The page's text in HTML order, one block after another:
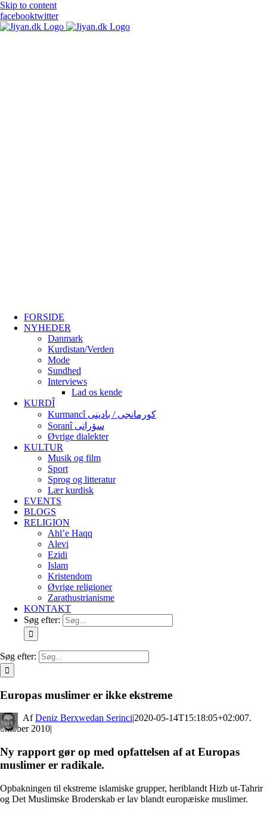
Skip to content
facebooktwitter
FORSIDE
NYHEDER
Danmark
Kurdistan/Verden
Mode
Sundhed
Interviews
Lad os kende
KURDÎ
Kurmancî کورمانجی / بادینی
Soranî سۆرانی
Øvrige dialekter
KULTUR
Musik og film
Sport
Sprog og litteratur
Lær kurdisk
EVENTS
BLOGS
RELIGION
Ahl’e Haqq
Alevi
Ezidi
Islam
Kristendom
Øvrige religioner
Zarathustrianisme
KONTAKT
Søg efter:
Søg efter:
Europas muslimer er ikke ekstreme
By Deniz Berxwedan Serinci|2020-05-14T15:18:05+02:007.
oktober 2010|
Ny rapport gør op med opfattelsen af at Europas
muslimer er radikale.
Opbakningen til ekstreme islamiske grupper, heriblandt Hizb ut-Tahrir
og Det Muslimske Broderskab er lav blandt europæiske muslimer.